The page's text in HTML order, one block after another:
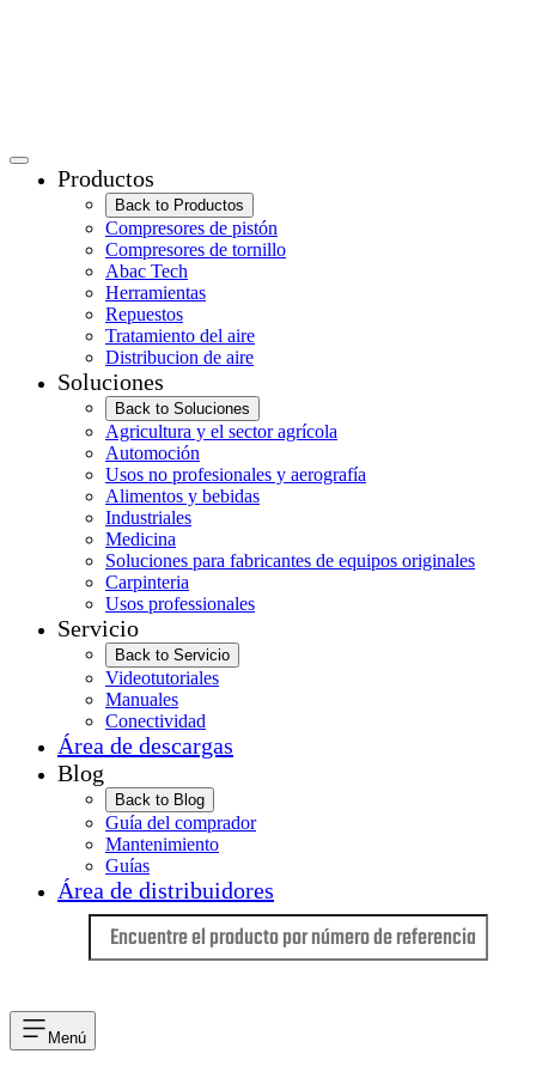
Productos
Back to Productos
Compresores de pistón
Compresores de tornillo
Abac Tech
Herramientas
Repuestos
Tratamiento del aire
Distribucion de aire
Soluciones
Back to Soluciones
Agricultura y el sector agrícola
Automoción
Usos no profesionales y aerografía
Alimentos y bebidas
Industriales
Medicina
Soluciones para fabricantes de equipos originales
Carpinteria
Usos professionales
Servicio
Back to Servicio
Videotutoriales
Manuales
Conectividad
Área de descargas
Blog
Back to Blog
Guía del comprador
Mantenimiento
Guías
Área de distribuidores
Menú